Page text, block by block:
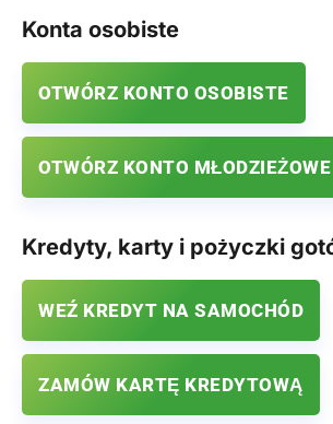
Konta osobiste
OTWÓRZ KONTO OSOBISTE
OTWÓRZ KONTO MŁODZIEŻOWE
Kredyty, karty i pożyczki
WEŹ KREDYT NA SAMOCHÓD
ZAMÓW KARTĘ KREDYTOWĄ